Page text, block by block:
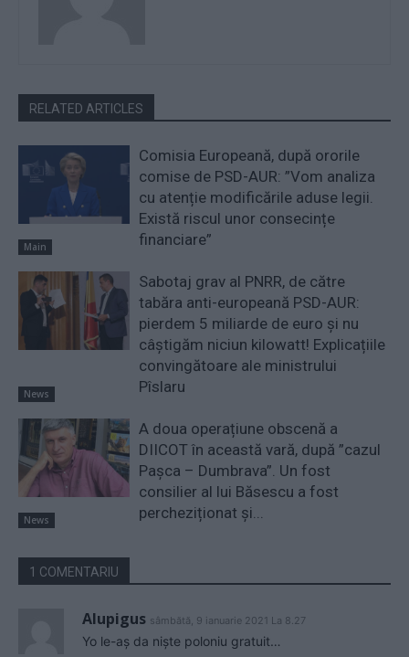
RELATED ARTICLES
Main
Comisia Europeană, după ororile
comise de PSD-AUR: ”Vom analiza
cu atenție modificările aduse legii.
Există riscul unor consecințe
financiare”
News
Sabotaj grav al PNRR, de către
tabăra anti-europeană PSD-AUR:
pierdem 5 miliarde de euro și nu
câștigăm niciun kilowatt! Explicațiile
convingătoare ale ministrului
Pîslaru
News
A doua operațiune obscenă a
DIICOT în această vară, după ”cazul
Pașca – Dumbrava”. Un fost
consilier al lui Băsescu a fost
percheziționat și...
1 COMENTARIU
Alupigus sâmbătă, 9 ianuarie 2021 La 8.27
Yo le-aș da niște poloniu gratuit…